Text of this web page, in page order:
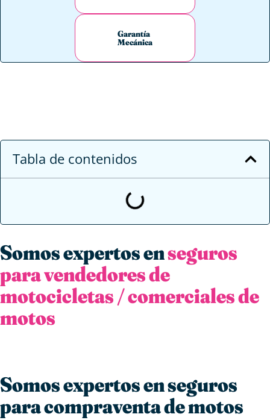
Garantía
Mecánica
Tabla de contenidos
Somos expertos enseguros
para vendedores de
motocicletas / comerciales de
motos
Somos expertos en seguros
para compraventa de motos